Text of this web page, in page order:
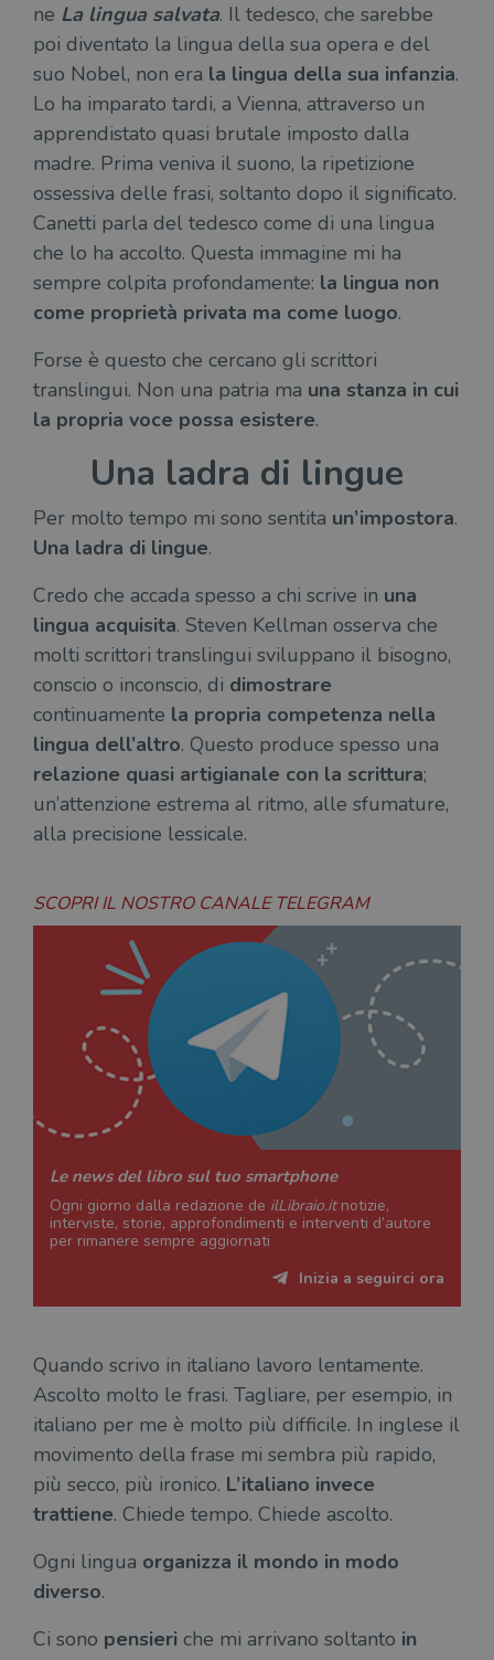
ne La lingua salvata. Il tedesco, che sarebbe
poi diventato la lingua della sua opera e del
suo Nobel, non era la lingua della sua infanzia.
Lo ha imparato tardi, a Vienna, attraverso un
apprendistato quasi brutale imposto dalla
madre. Prima veniva il suono, la ripetizione
ossessiva delle frasi, soltanto dopo il significato.
Canetti parla del tedesco come di una lingua
che lo ha accolto. Questa immagine mi ha
sempre colpita profondamente: la lingua non
come proprietà privata ma come luogo.
Forse è questo che cercano gli scrittori
translingui. Non una patria ma una stanza in cui
la propria voce possa esistere.
Una ladra di lingue
Per molto tempo mi sono sentita un’impostora.
Una ladra di lingue.
Credo che accada spesso a chi scrive in una
lingua acquisita. Steven Kellman osserva che
molti scrittori translingui sviluppano il bisogno,
conscio o inconscio, di dimostrare
continuamente la propria competenza nella
lingua dell’altro. Questo produce spesso una
relazione quasi artigianale con la scrittura;
un’attenzione estrema al ritmo, alle sfumature,
alla precisione lessicale.
SCOPRI IL NOSTRO CANALE TELEGRAM
Le news del libro sul tuo smartphone
Ogni giorno dalla redazione de ilLibraio.itnotizie,
interviste, storie, approfondimenti e interventi d’autore
per rimanere sempre aggiornati
Inizia a seguirci ora
Quando scrivo in italiano lavoro lentamente.
Ascolto molto le frasi. Tagliare, per esempio, in
italiano per me è molto più difficile. In inglese il
movimento della frase mi sembra più rapido,
più secco, più ironico. L’italiano invece
trattiene. Chiede tempo. Chiede ascolto.
Ogni lingua organizza il mondo in modo
diverso.
Ci sono pensieri che mi arrivano soltanto in